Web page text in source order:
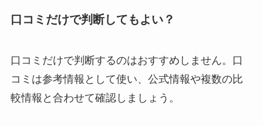
口コミだけで判断してもよい？
口コミだけで判断するのはおすすめしません。口
コミは参考情報として使い、公式情報や複数の比
較情報と合わせて確認しましょう。